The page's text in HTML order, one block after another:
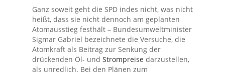
Ganz soweit geht die SPD indes nicht, was nicht
heißt, dass sie nicht dennoch am geplanten
Atomausstieg festhält – Bundesumweltminister
Sigmar Gabriel bezeichnete die Versuche, die
Atomkraft als Beitrag zur Senkung der
drückenden Öl- und Strompreise darzustellen,
als unredlich. Bei den Plänen zum